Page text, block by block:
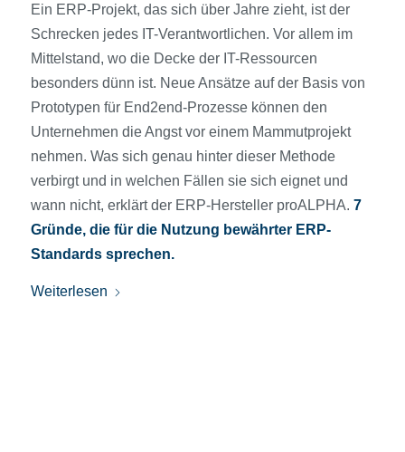
Ein ERP-Projekt, das sich über Jahre zieht, ist der
Schrecken jedes IT-Verantwortlichen. Vor allem im
Mittelstand, wo die Decke der IT-Ressourcen
besonders dünn ist. Neue Ansätze auf der Basis von
Prototypen für End2end-Prozesse können den
Unternehmen die Angst vor einem Mammutprojekt
nehmen. Was sich genau hinter dieser Methode
verbirgt und in welchen Fällen sie sich eignet und
wann nicht, erklärt der ERP-Hersteller proALPHA. 7
Gründe, die für die Nutzung bewährter ERP-
Standards sprechen.
Weiterlesen